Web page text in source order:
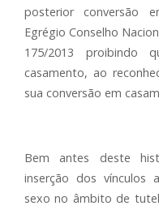
posterior conversão
Egrégio Conselho
175/2013 proibindo
casamento, ao
sua conversão em
Bem antes deste
inserção dos vínculos
sexo no âmbito de